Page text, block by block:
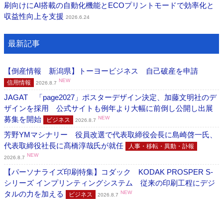
刷向けにAI搭載の自動化機能とECOプリントモードで効率化と
収益性向上を支援 2026.6.24
最新記事
【倒産情報 新潟県】トーヨービジネス 自己破産を申請
信用情報 2026.8.7 NEW
JAGAT 「page2027」ポスターデザイン決定、加藤文明社のデ
ザインを採用 公式サイトも例年より大幅に前倒し公開し出展
募集を開始
ビジネス 2026.8.7 NEW
芳野YMマシナリー 役員改選で代表取締役会長に島崎啓一氏、
代表取締役社長に髙橋淳哉氏が就任
人事・移転・異動・訃報
2026.8.7 NEW
【パーソナライズ印刷特集】コダック KODAK PROSPER S-
シリーズ インプリンティングシステム 従来の印刷工程にデジ
タルの力を加える
ビジネス 2026.8.7 NEW